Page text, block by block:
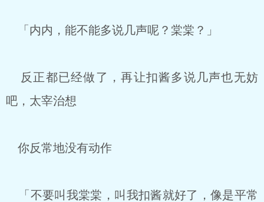
「内内，能不能多说几声呢？棠棠？」
反正都已经做了，再让扣酱多说几声也无妨
吧，太宰治想
你反常地没有动作
「不要叫我棠棠，叫我扣酱就好了，像是平常